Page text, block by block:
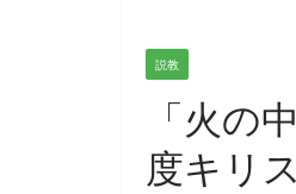
説教
「火の
度キリ